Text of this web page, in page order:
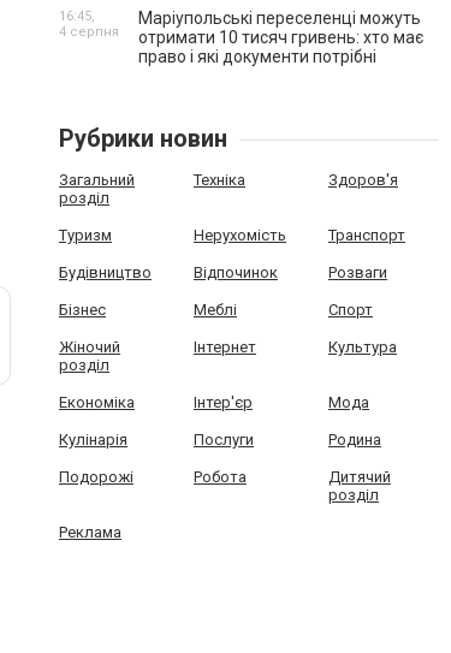
Маріупольські переселенці можуть
отримати 10 тисяч гривень: хто має
право і які документи потрібні
16:45,
4 серпня
Рубрики новин
Загальний
розділ
Техніка Здоров'я
Туризм Нерухомість Транспорт
Будівництво Відпочинок Розваги
Бізнес Меблі Спорт
Жіночий
розділ
Інтернет Культура
Економіка Інтер'єр Мода
Кулінарія Послуги Родина
Подорожі Робота
Дитячий
розділ
Реклама